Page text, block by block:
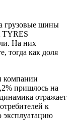
грузовые шины
TYRES
На них
тогда как доля
компании
пришлось на
отражает
к
эксплуатацию